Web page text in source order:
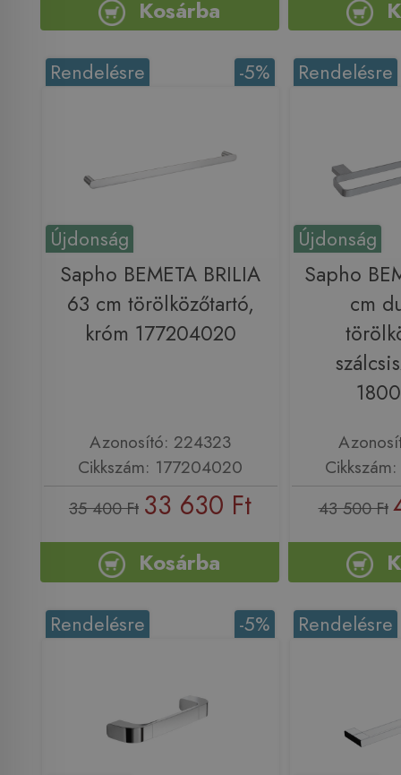
Kosárba
Újdonság
-5%
Rendelésre
Sapho BEMETA BRILIA
63 cm törölközőtartó,
króm 177204020
Azonosító: 224323
Cikkszám: 177204020
35 400 Ft 33 630 Ft
Kosárba
Újdonság
Rendelésre
Sapho
cm
43 500 Ft
-5%
Rendelésre Rendelésre